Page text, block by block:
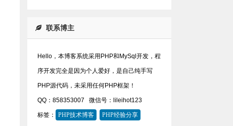
联系博主
Hello，本博客系统采用PHP和MySql开发，程
序开发完全是因为个人爱好，是自己纯手写
PHP源代码，未采用任何PHP框架！
QQ：858353007 微信号：lileihot123
标签： PHP技术博客 PHP经验分享